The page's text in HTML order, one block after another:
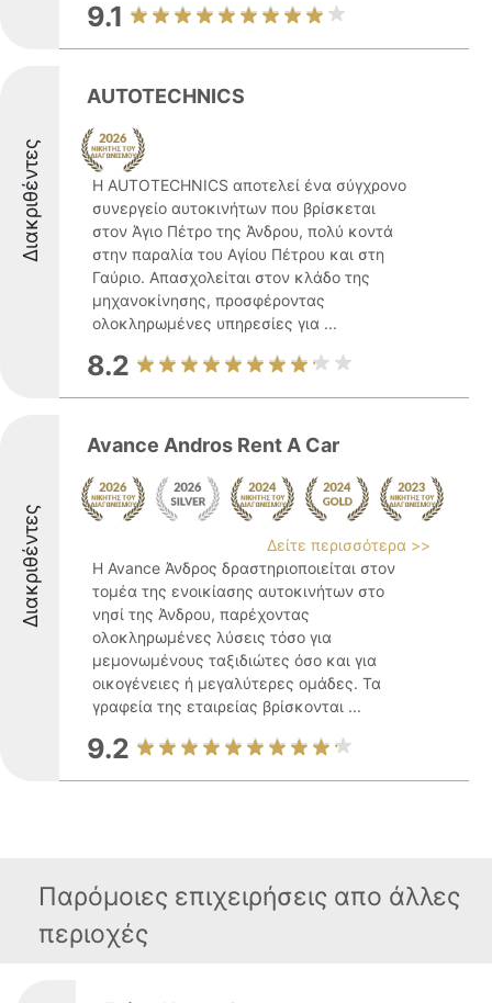
9.1
Διακριθέντες
AUTOTECHNICS
Η AUTOTECHNICS αποτελεί ένα σύγχρονο
συνεργείο αυτοκινήτων που βρίσκεται
στον Άγιο Πέτρο της Άνδρου, πολύ κοντά
στην παραλία του Αγίου Πέτρου και στη
Γαύριο. Απασχολείται στον κλάδο της
μηχανοκίνησης, προσφέροντας
ολοκληρωμένες υπηρεσίες για ...
8.2
Διακριθέντες
Avance Andros Rent A Car
Δείτε περισσότερα >>
Η Avance Άνδρος δραστηριοποιείται στον
τομέα της ενοικίασης αυτοκινήτων στο
νησί της Άνδρου, παρέχοντας
ολοκληρωμένες λύσεις τόσο για
μεμονωμένους ταξιδιώτες όσο και για
οικογένειες ή μεγαλύτερες ομάδες. Τα
γραφεία της εταιρείας βρίσκονται ...
9.2
Παρόμοιες επιχειρήσεις απο άλλες
περιοχές